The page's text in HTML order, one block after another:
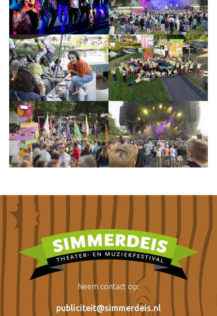
Neem contact op:
publiciteit@simmerdeis.nl